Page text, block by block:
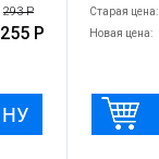
293 Р
255 Р
Старая цена:
Новая цена: